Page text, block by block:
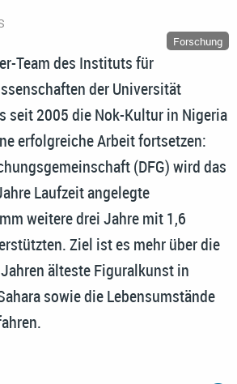
Forschung
Team des Instituts für
der Universität
seit 2005 die Nok-Kultur in Nigeria
erfolgreiche Arbeit fortsetzen:
(DFG) wird das
Laufzeit angelegte
weitere drei Jahre mit 1,6
Ziel ist es mehr über die
älteste Figuralkunst in
sowie die Lebensumstände